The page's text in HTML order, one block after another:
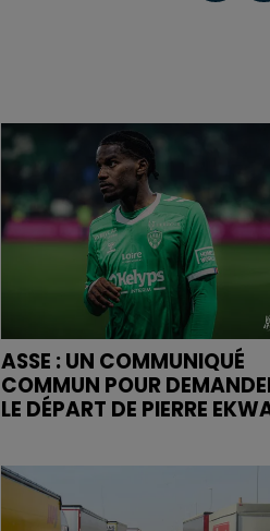
ASSE : UN COMMUNIQUÉ
COMMUN POUR
LE DÉPART DE PIERRE